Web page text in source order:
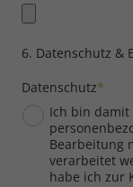
6. Datenschutz &
Datenschutz*
Ich bin damit
Bearbeitung
verarbeitet
habe ich zur
Cookie